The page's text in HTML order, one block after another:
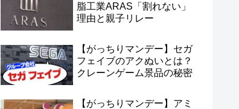
脂工業ARAS「割れない」
理由と親子リレー
【がっちりマンデー】セガ
フェイブのアクぬいとは？
クレーンゲーム景品の秘密
【がっちりマンデー】アミ